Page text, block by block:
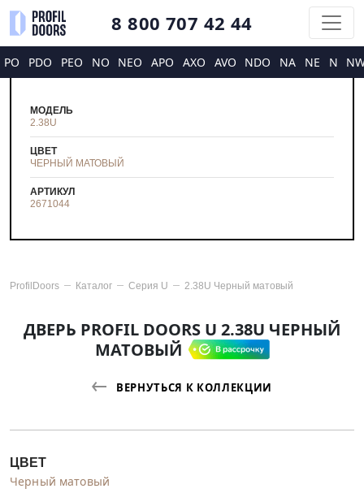
8 800 707 42 44
PO PDO PEO NO NEO APO AXO AVO NDO NA NE N
МОДЕЛЬ
2.38U
ЦВЕТ
ЧЕРНЫЙ МАТОВЫЙ
АРТИКУЛ
2671044
ProfilDoors Каталог Серия U 2.38U Черный матовый
ДВЕРЬ PROFIL DOORS U 2.38U ЧЕРНЫЙ
МАТОВЫЙ
ВЕРНУТЬСЯ К КОЛЛЕКЦИИ
ЦВЕТ
Черный матовый